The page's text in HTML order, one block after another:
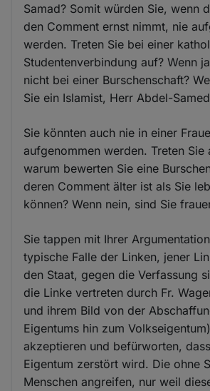
Samad? Somit würden Sie, wenn
den Comment ernst nimmt, nie
werden. Treten Sie bei einer
Studentenverbindung auf? Wenn
nicht bei einer Burschenschaft?
Sie ein Islamist, Herr Abdel-
Sie könnten auch nie in einer
aufgenommen werden. Treten Sie
warum bewerten Sie eine
deren Comment älter ist als Sie
können? Wenn nein, sind Sie
Sie tappen mit Ihrer
typische Falle der Linken, jener
den Staat, gegen die Verfassung
die Linke vertreten durch Fr.
und ihrem Bild von der
Eigentums hin zum
akzeptieren und befürworten,
Eigentum zerstört wird. Die ohne
Menschen angreifen, nur weil